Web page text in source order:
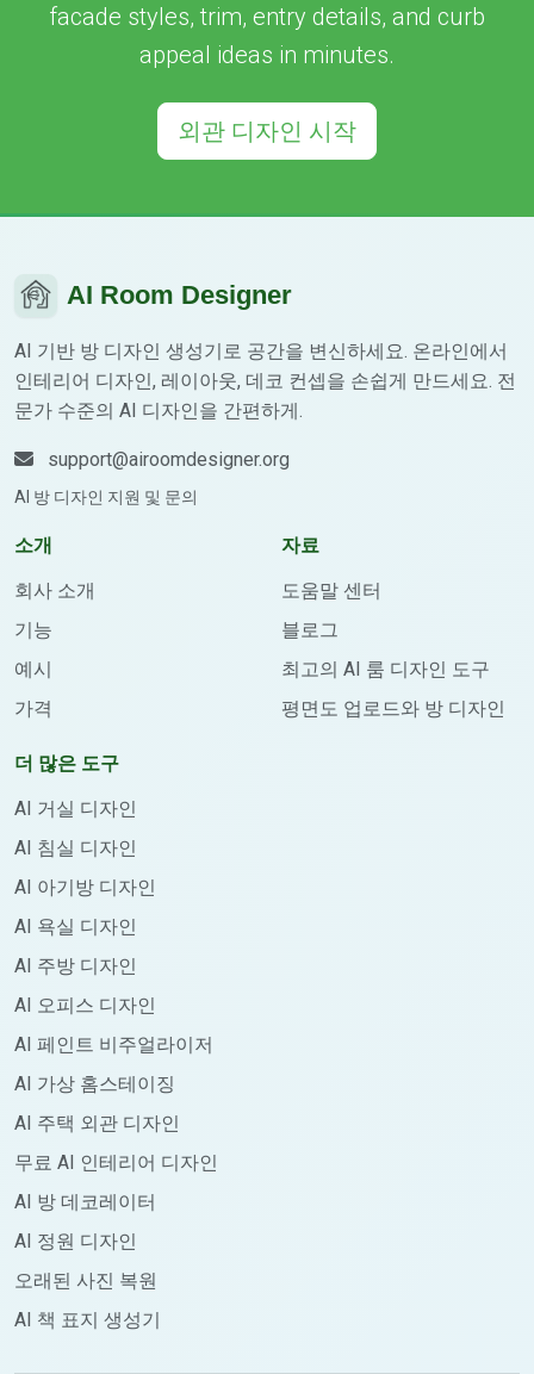
facade styles, trim, entry details, and curb
appeal ideas in minutes.
외관 디자인 시작
AI Room Designer
AI 기반 방 디자인 생성기로 공간을 변신하세요. 온라인에서
인테리어 디자인, 레이아웃, 데코 컨셉을 손쉽게 만드세요. 전
문가 수준의 AI 디자인을 간편하게.
support@airoomdesigner.org
AI 방 디자인 지원 및 문의
소개
회사 소개
기능
예시
가격
자료
도움말 센터
블로그
최고의 AI 룸 디자인 도구
평면도 업로드와 방 디자인
더 많은 도구
AI 거실 디자인
AI 침실 디자인
AI 아기방 디자인
AI 욕실 디자인
AI 주방 디자인
AI 오피스 디자인
AI 페인트 비주얼라이저
AI 가상 홈스테이징
AI 주택 외관 디자인
무료 AI 인테리어 디자인
AI 방 데코레이터
AI 정원 디자인
오래된 사진 복원
AI 책 표지 생성기